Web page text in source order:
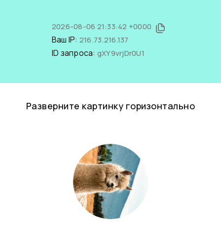
2026-08-06 21:33:42 +0000
Ваш IP: 216.73.216.137
ID запроса: gXY9vrjDr0U1
Разверните картинку горизонтально